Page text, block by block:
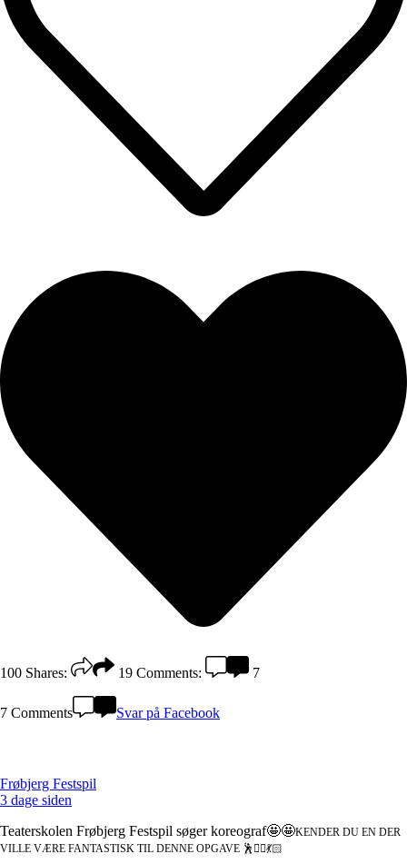
100 Shares: 19 Comments: 7
7 Comments Svar på Facebook
Frøbjerg Festspil
3 dage siden
Teaterskolen Frøbjerg Festspil søger koreograf🤩🤩KENDER DU EN DER
VILLE VÆRE FANTASTISK TIL DENNE OPGAVE 🕺👯‍♀️💃🏻